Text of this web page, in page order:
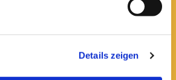
Details zeigen